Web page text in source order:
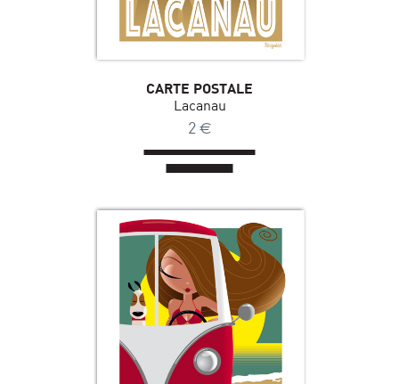
CARTE POSTALE
Lacanau
2 €